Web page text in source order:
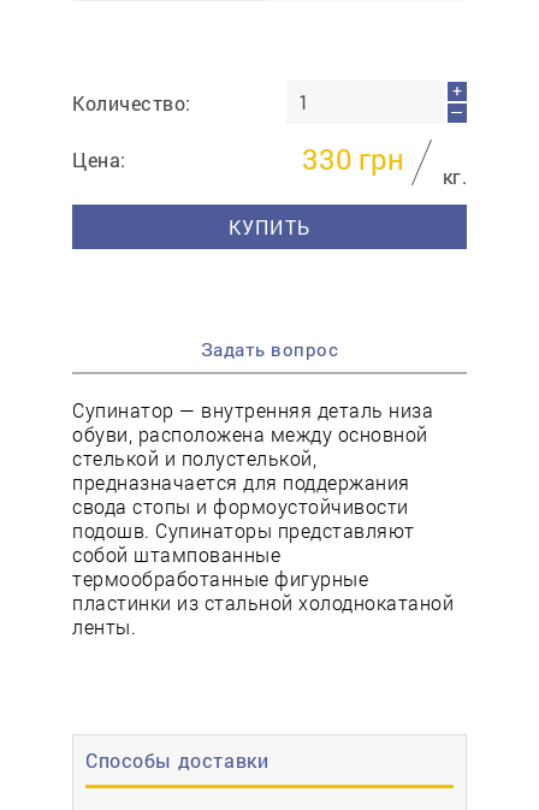
Способы доставки
Количество:
+
—
Цена: 330 грн
кг.
КУПИТЬ
Задать вопрос
Супинатор — внутренняя деталь низа
обуви, расположена между основной
стелькой и полустелькой,
предназначается для поддержания
свода стопы и формоустойчивости
подошв. Супинаторы представляют
собой штампованные
термообработанные фигурные
пластинки из стальной холоднокатаной
ленты.